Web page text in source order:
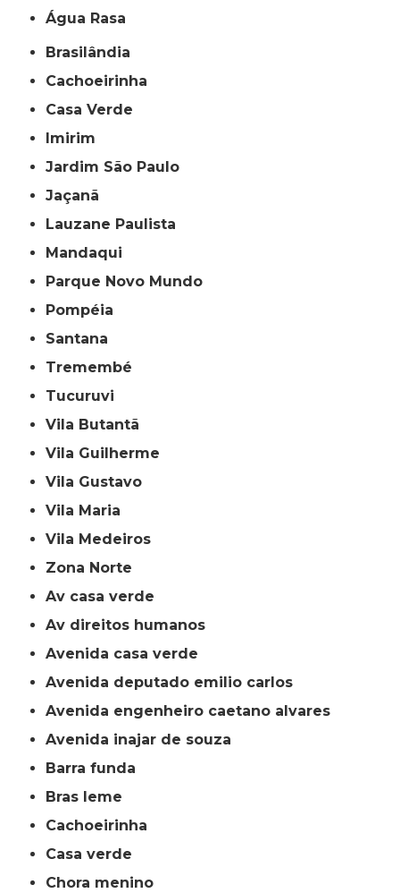
Água Rasa
Brasilândia
Cachoeirinha
Casa Verde
Imirim
Jardim São Paulo
Jaçanã
Lauzane Paulista
Mandaqui
Parque Novo Mundo
Pompéia
Santana
Tremembé
Tucuruvi
Vila Butantã
Vila Guilherme
Vila Gustavo
Vila Maria
Vila Medeiros
Zona Norte
av casa verde
av direitos humanos
avenida casa verde
avenida deputado emilio carlos
avenida engenheiro caetano alvares
avenida inajar de souza
barra funda
bras leme
cachoeirinha
casa verde
chora menino